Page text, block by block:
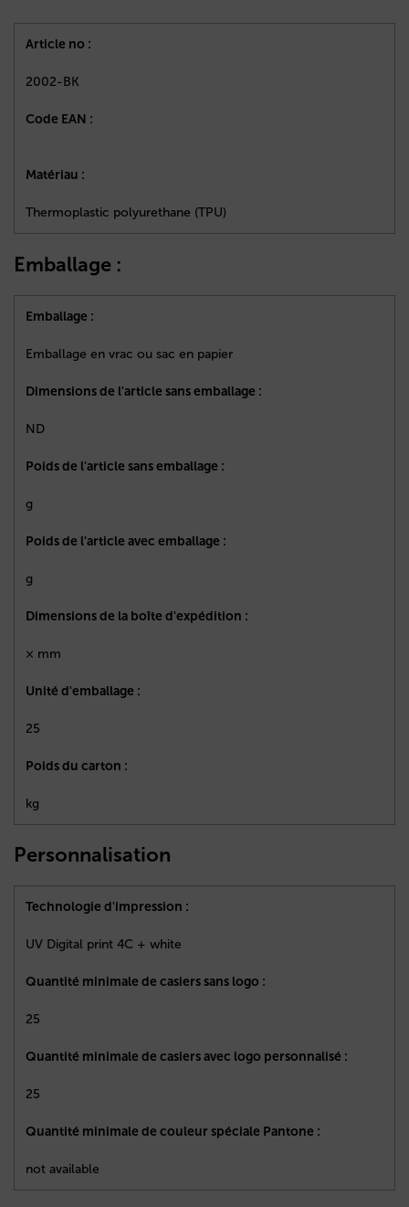
Article no :
2002-BK
Code EAN :
Matériau :
Thermoplastic polyurethane (TPU)
Emballage :
Emballage :
Emballage en vrac ou sac en papier
Dimensions de l'article sans emballage :
ND
Poids de l'article sans emballage :
g
Poids de l'article avec emballage :
g
Dimensions de la boîte d'expédition :
× mm
Unité d'emballage :
25
Poids du carton :
kg
Personnalisation
Technologie d'impression :
UV Digital print 4C + white
Quantité minimale de casiers sans logo :
25
Quantité minimale de casiers avec logo personnalisé :
25
Quantité minimale de couleur spéciale Pantone :
not available